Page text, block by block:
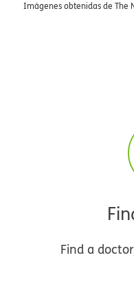
Imágenes obtenidas de The
Find a